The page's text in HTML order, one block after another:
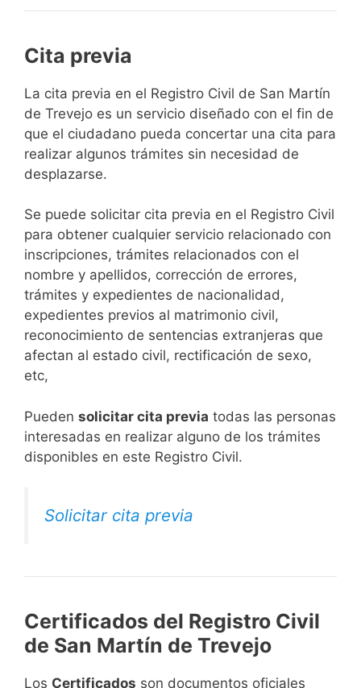
Cita previa
​​​​​​​​​​​​​​​​​​​​​​​​​​​​La cita previa en el Registro Civil de San Martín
de Trevejo es un servicio diseñado con el fin de
que el ciudadano pueda concertar una cita para
realizar algunos trámites sin necesidad de
desplazarse.​
Se puede solicitar cita previa en el Registro Civil
para obtener cualquier servicio relacionado con
inscripciones, trámites relacionados con el
nombre y apellidos, corrección de errores,
trámites y expedientes de nacionalidad,
expedientes previos al matrimonio civil,
reconocimiento de sentencias extranjeras que
afectan al estado civil, rectificación de sexo,
etc,
​Pueden solicitar cita previa todas las personas
interesadas en realizar alguno de los trámites
disponibles en este Registro Civil.​
Solicitar cita previa
Certificados del Registro Civil
de San Martín de Trevejo
Los Certificados son documentos oficiales